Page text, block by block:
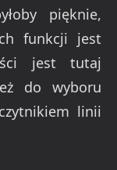
pięknie,
funkcji jest
jest tutaj
do wyboru
linii